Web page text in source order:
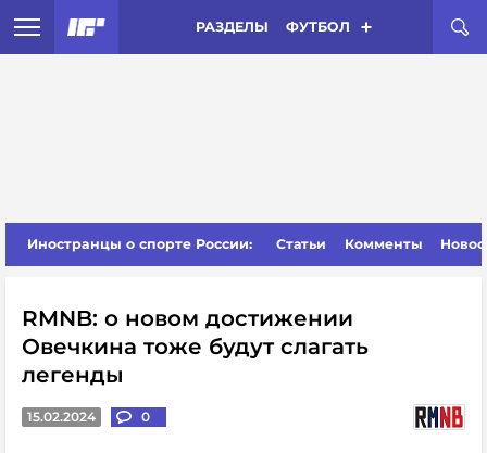
РАЗДЕЛЫ ФУТБОЛ
Иностранцы о спорте России: Статьи Комменты
RMNB: о новом достижении
Овечкина тоже будут слагать
легенды
15.02.2024 0